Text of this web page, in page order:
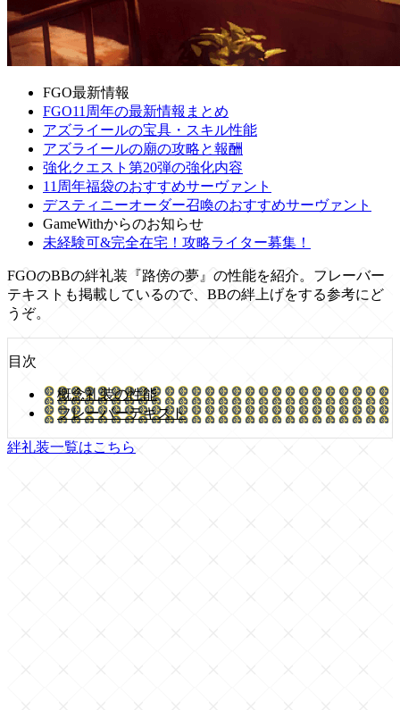
FGO最新情報
FGO11周年の最新情報まとめ
アズライールの宝具・スキル性能
アズライールの廟の攻略と報酬
強化クエスト第20弾の強化内容
11周年福袋のおすすめサーヴァント
デスティニーオーダー召喚のおすすめサーヴァント
GameWithからのお知らせ
未経験可&完全在宅！攻略ライター募集！
FGOのBBの絆礼装『路傍の夢』の性能を紹介。フレーバー
テキストも掲載しているので、BBの絆上げをする参考にど
うぞ。
目次
概念礼装の性能
フレーバーテキスト
絆礼装一覧はこちら